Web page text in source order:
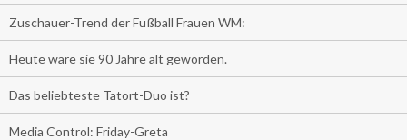
Zuschauer-Trend der Fußball Frauen WM:
Heute wäre sie 90 Jahre alt geworden.
Das beliebteste Tatort-Duo ist?
Media Control: Friday-Greta